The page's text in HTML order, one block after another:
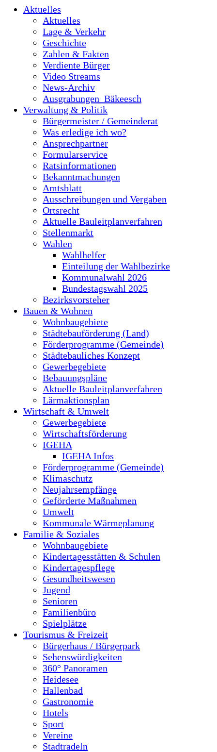
Aktuelles
Aktuelles
Lage & Verkehr
Geschichte
Zahlen & Fakten
Verdiente Bürger
Video Streams
News-Archiv
Ausgrabungen_Bäkeesch
Verwaltung & Politik
Bürgermeister / Gemeinderat
Was erledige ich wo?
Ansprechpartner
Formularservice
Ratsinformationen
Bekanntmachungen
Amtsblatt
Ausschreibungen und Vergaben
Ortsrecht
Aktuelle Bauleitplanverfahren
Stellenmarkt
Wahlen
Wahlhelfer
Einteilung der Wahlbezirke
Kommunalwahl 2026
Bundestagswahl 2025
Bezirksvorsteher
Bauen & Wohnen
Wohnbaugebiete
Städtebauförderung (Land)
Förderprogramme (Gemeinde)
Städtebauliches Konzept
Gewerbegebiete
Bebauungspläne
Aktuelle Bauleitplanverfahren
Lärmaktionsplan
Wirtschaft & Umwelt
Gewerbegebiete
Wirtschaftsförderung
IGEHA
IGEHA Infos
Förderprogramme (Gemeinde)
Klimaschutz
Neujahrsempfänge
Geförderte Maßnahmen
Umwelt
Kommunale Wärmeplanung
Familie & Soziales
Wohnbaugebiete
Kindertagesstätten & Schulen
Kindertagespflege
Gesundheitswesen
Jugend
Senioren
Familienbüro
Spielplätze
Tourismus & Freizeit
Bürgerhaus / Bürgerpark
Sehenswürdigkeiten
360° Panoramen
Heidesee
Hallenbad
Gastronomie
Hotels
Sport
Vereine
Stadtradeln